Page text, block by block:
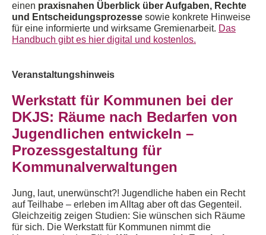
einen praxisnahen Überblick über Aufgaben, Rechte
und Entscheidungsprozesse sowie konkrete Hinweise
für eine informierte und wirksame Gremienarbeit. Das
Handbuch gibt es hier digital und kostenlos.
Veranstaltungshinweis
Werkstatt für Kommunen bei der
DKJS: Räume nach Bedarfen von
Jugendlichen entwickeln –
Prozessgestaltung für
Kommunalverwaltungen
Jung, laut, unerwünscht?! Jugendliche haben ein Recht
auf Teilhabe – erleben im Alltag aber oft das Gegenteil.
Gleichzeitig zeigen Studien: Sie wünschen sich Räume
für sich. Die Werkstatt für Kommunen nimmt die